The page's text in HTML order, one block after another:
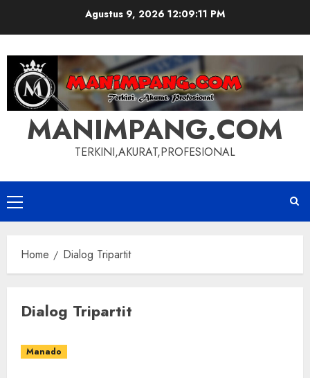
Agustus 9, 2026 12:09:11 PM
MANIMPANG.COM
TERKINI,AKURAT,PROFESIONAL
Primary
Menu
Home Dialog Tripartit
Dialog Tripartit
Manado